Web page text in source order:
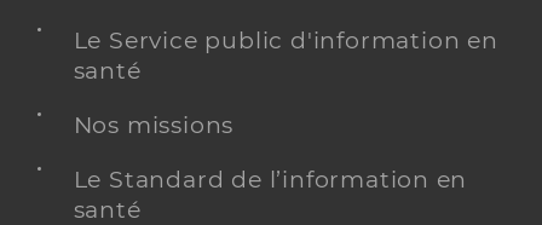
Le Service public d'information en
santé
Nos missions
Le Standard de l’information en
santé